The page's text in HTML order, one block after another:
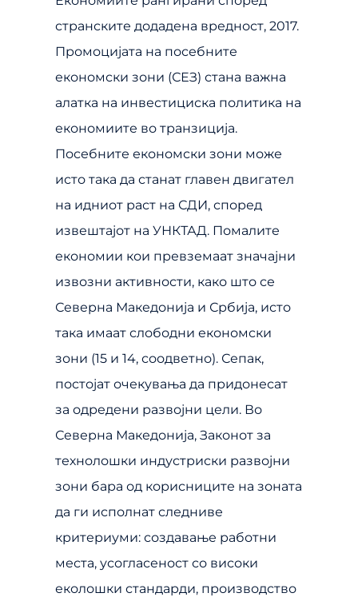
странските додадена вредност, 2017.
Промоцијата на посебните
економски зони (СЕЗ) стана важна
алатка на инвестициска политика на
економиите во транзиција.
Посебните економски зони може
исто така да станат главен двигател
на идниот раст на СДИ, според
извештајот на УНКТАД. Помалите
економии кои превземаат значајни
извозни активности, како што се
Северна Македонија и Србија, исто
така имаат слободни економски
зони (15 и 14, соодветно). Сепак,
постојат очекувања да придонесат
за одредени развојни цели. Во
Северна Македонија, Законот за
технолошки индустриски развојни
зони бара од корисниците на зоната
да ги исполнат следниве
критериуми: создавање работни
места, усогласеност со високи
еколошки стандарди, производство